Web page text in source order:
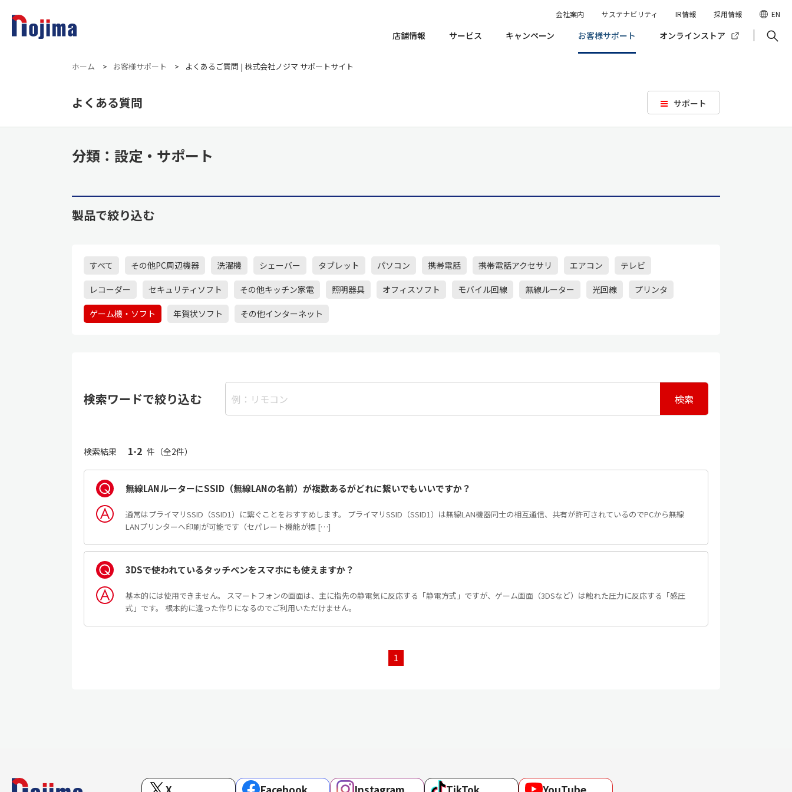
店舗情報 サービス キャンペーン お客様サポート オンラインストア
会社案内 サステナビリティ IR情報 採用情報 EN
ホーム > お客様サポート > よくあるご質問 | 株式会社ノジマ サポートサイト
サポート
よくある質問
分類：設定・サポート
製品で絞り込む
すべて その他PC周辺機器 洗濯機 シェーバー タブレット パソコン 携帯電話 携帯電話アクセサリ エアコン テレビ
レコーダー セキュリティソフト その他キッチン家電 照明器具 オフィスソフト モバイル回線 無線ルーター 光回線 プリンタ
ゲーム機・ソフト 年賀状ソフト その他インターネット
検索ワードで絞り込む
検索結果 1-2 件（全2件）
無線LANルーターにSSID（無線LANの名前）が複数あるがどれに繋いでもいいですか？
通常はプライマリSSID（SSID1）に繋ぐことをおすすめします。 プライマリSSID（SSID1）は無線LAN機器同士の相互通信、共有が許可されているのでPCから無線
LANプリンターへ印刷が可能です（セパレート機能が標 […]
3DSで使われているタッチペンをスマホにも使えますか？
基本的には使用できません。 スマートフォンの画面は、主に指先の静電気に反応する「静電方式」ですが、ゲーム画面（3DSなど）は触れた圧力に反応する「感圧
式」です。 根本的に違った作りになるのでご利用いただけません。
1
X Facebook Instagram TikTok YouTube